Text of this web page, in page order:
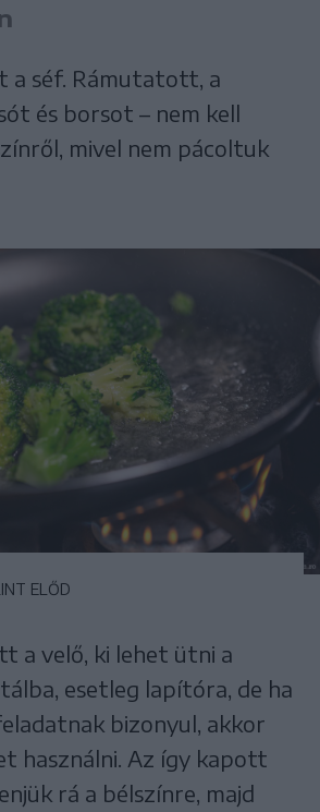
a séf. Rámutatott, a
és borsot – nem kell
mivel nem pácoltuk
ELŐD
a velő, ki lehet ütni a
esetleg lapítóra, de ha
bizonyul, akkor
használni. Az így kapott
rá a bélszínre, majd